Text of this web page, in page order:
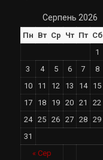
Серпень 2026
Пн Вт Ср Чт Пт Сб
« Сер
1
3
4 5 6 7 8
10
11 12 13 14 15
17
18 19 20 21 22
24
25 26 27 28 29
31